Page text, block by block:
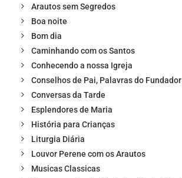
Arautos sem Segredos
Boa noite
Bom dia
Caminhando com os Santos
Conhecendo a nossa Igreja
Conselhos de Pai, Palavras do Fundador
Conversas da Tarde
Esplendores de Maria
História para Crianças
Liturgia Diária
Louvor Perene com os Arautos
Musicas Classicas